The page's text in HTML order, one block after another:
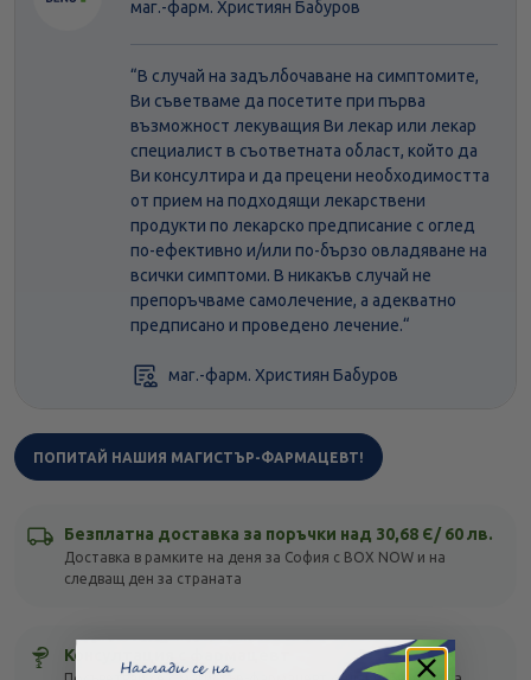
маг.-фарм. Християн Бабуров
“В случай на задълбочаване на симптомите,
Ви съветваме да посетите при първа
възможност лекуващия Ви лекар или лекар
специалист в съответната област, който да
Ви консултира и да прецени необходимостта
от прием на подходящи лекарствени
продукти по лекарско предписание с оглед
по-ефективно и/или по-бързо овладяване на
всички симптоми. В никакъв случай не
препоръчваме самолечение, а адекватно
предписано и проведено лечение.“
маг.-фарм. Християн Бабуров
ПОПИТАЙ НАШИЯ МАГИСТЪР-ФАРМАЦЕВТ!
Безплатна доставка за поръчки над 30,68 Є/ 60 лв.
Доставка в рамките на деня за София с BOX NOW и на
следващ ден за страната
Консултация с фармацевт